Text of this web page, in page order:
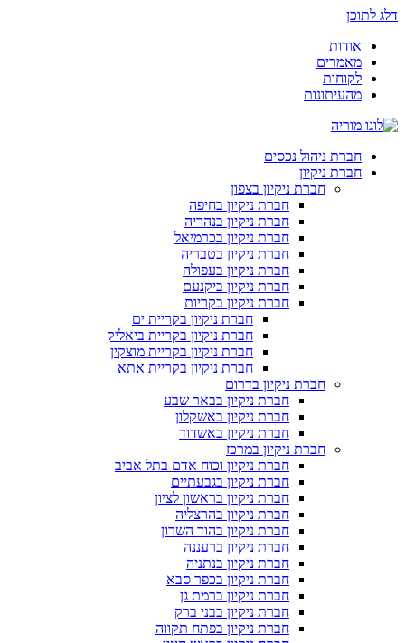
דלג לתוכן
אודות
מאמרים
לקוחות
מהעיתונות
חברת ניהול נכסים
חברת ניקיון
חברת ניקיון בצפון
חברת ניקיון בחיפה
חברת ניקיון בנהריה
חברת ניקיון בכרמיאל
חברת ניקיון בטבריה
חברת ניקיון בעפולה
חברת ניקיון ביקנעם
חברת ניקיון בקריות
חברת ניקיון בקריית ים
חברת ניקיון בקריית ביאליק
חברת ניקיון בקריית מוצקין
חברת ניקיון בקריית אתא
חברת ניקיון בדרום
חברת ניקיון בבאר שבע
חברת ניקיון באשקלון
חברת ניקיון באשדוד
חברת ניקיון במרכז
חברת ניקיון וכוח אדם בתל אביב
חברת ניקיון בגבעתיים
חברת ניקיון בראשון לציון
חברת ניקיון בהרצליה
חברת ניקיון בהוד השרון
חברת ניקיון ברעננה
חברת ניקיון בנתניה
חברת ניקיון בכפר סבא
חברת ניקיון ברמת גן
חברת ניקיון בבני ברק
חברת ניקיון בפתח תקווה